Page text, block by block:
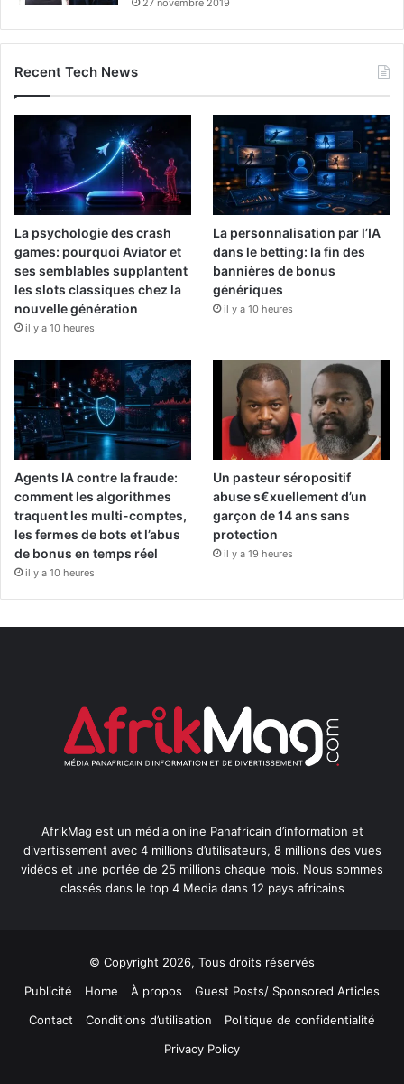
27 novembre 2019
Recent Tech News
La psychologie des crash
games: pourquoi Aviator et
ses semblables supplantent
les slots classiques chez la
nouvelle génération
il y a 10 heures
La personnalisation par l’IA
dans le betting: la fin des
bannières de bonus
génériques
il y a 10 heures
Agents IA contre la fraude:
comment les algorithmes
traquent les multi-comptes,
les fermes de bots et l’abus
de bonus en temps réel
il y a 10 heures
Un pasteur séropositif
abuse s€xuellement d’un
garçon de 14 ans sans
protection
il y a 19 heures
AfrikMag est un média online Panafricain d’information et
divertissement avec 4 millions d’utilisateurs, 8 millions des vues
vidéos et une portée de 25 millions chaque mois. Nous sommes
classés dans le top 4 Media dans 12 pays africains
© Copyright 2026, Tous droits réservés
Publicité
Home À propos
Guest Posts/ Sponsored Articles
Contact
Conditions d’utilisation
Politique de confidentialité
Privacy Policy